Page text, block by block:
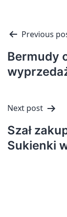
Nawigacja
wpisu
Previous
Bermudy
Next post
Szał
Sukienki